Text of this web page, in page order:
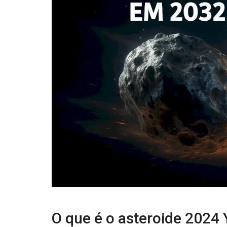
O que é o asteroide 2024